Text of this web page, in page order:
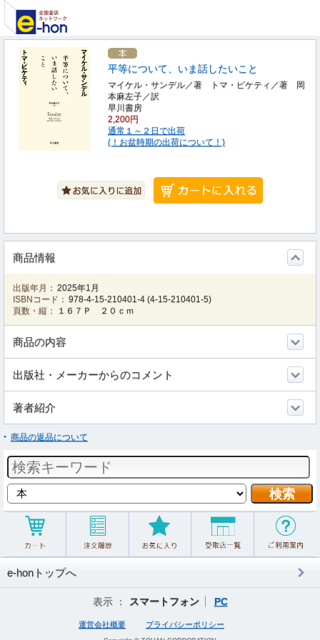
平等について、いま話したいこと
マイケル・サンデル／著 トマ・ピケティ／著 岡
本麻左子／訳
早川書房
2,200円
通常１～２日で出荷
(！お盆時期の出荷について！)
商品情報
出版年月： 2025年1月
ISBNコード： 978-4-15-210401-4 (4-15-210401-5)
頁数・縦：
１６７Ｐ ２０ｃｍ
商品の内容
出版社・メーカーからのコメント
著者紹介
商品の返品について
e-honトップへ
表示 ： スマートフォン PC
運営会社概要 プライバシーポリシー